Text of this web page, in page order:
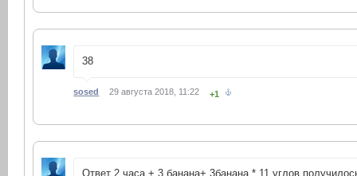
38
sosed 29 августа 2018, 11:22 +1
Ответ 2 часа + 3 банана+ 3банана * 11 углов